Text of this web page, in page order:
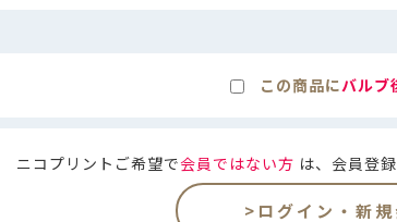
この商品にバルブ
ニコプリントご希望で会員ではない方 は、会員登
>ログイン・新